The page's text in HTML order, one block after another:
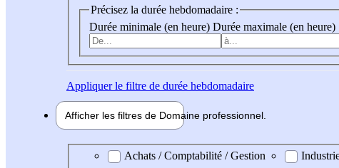
Précisez la durée hebdomadaire :
Durée minimale (en heure) Durée maximale (en heure)
Appliquerle filtre de durée hebdomadaire
Afficher les filtres de Domaine professionnel
Domaine professionel
Achats / Comptabilité / Gestion